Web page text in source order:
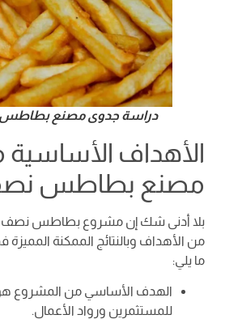
دراسة جدوى مصنع
الأهداف
مصنع بطاطس
بلا أدنى شك إن مشروع بطاطس نصف
من الأهداف وبالنتائج الممكنة
ما يلي:
الهدف الأساسي من المشروع هو
للمستثمرين ورواد الأعمال.